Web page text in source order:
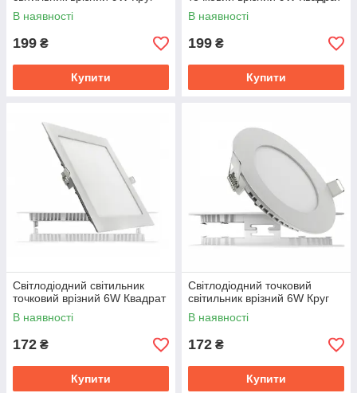
В наявності
199 ₴
Купити
В наявності
199 ₴
Купити
Світлодіодний світильник
точковий врізний 6W Квадрат
В наявності
172 ₴
Купити
Світлодіодний точковий
світильник врізний 6W Круг
В наявності
172 ₴
Купити